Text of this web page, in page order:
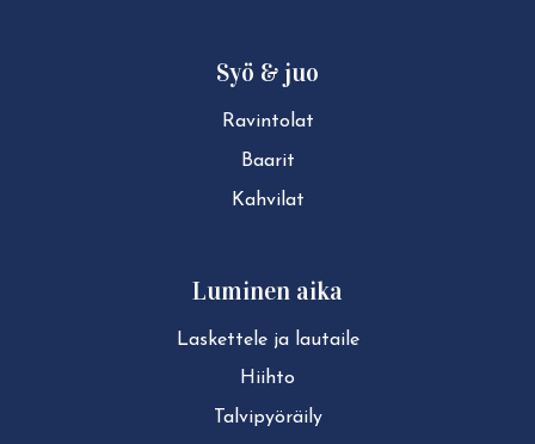
Syö & juo
Ravintolat
Baarit
Kahvilat
Luminen aika
Laskettele ja lautaile
Hiihto
Tal­vi­pyö­räi­ly